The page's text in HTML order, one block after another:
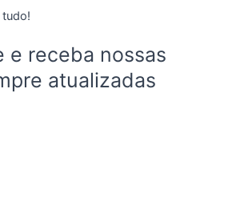
e receba nossas
atualizadas